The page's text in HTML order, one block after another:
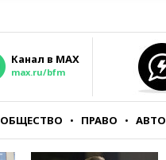
Канал в MAX
max.ru/bfm
ОБЩЕСТВО ПРАВО АВТО